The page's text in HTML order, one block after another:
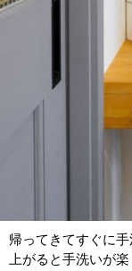
帰ってきてすぐに
上がると手洗いが